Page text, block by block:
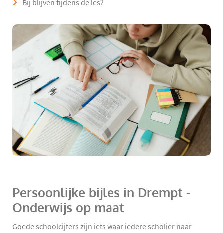
Bij blijven tijdens de les?
Persoonlijke bijles in Drempt -
Onderwijs op maat
Goede schoolcijfers zijn iets waar iedere scholier naar